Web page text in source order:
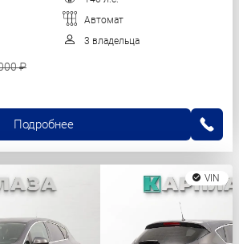
Автомат
3 владельца
₽
Подробнее
VIN